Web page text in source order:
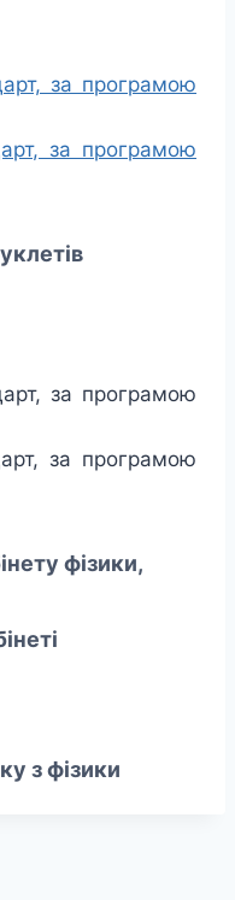
за програмою
за програмою
за програмою
за програмою
фізики,
з фізики